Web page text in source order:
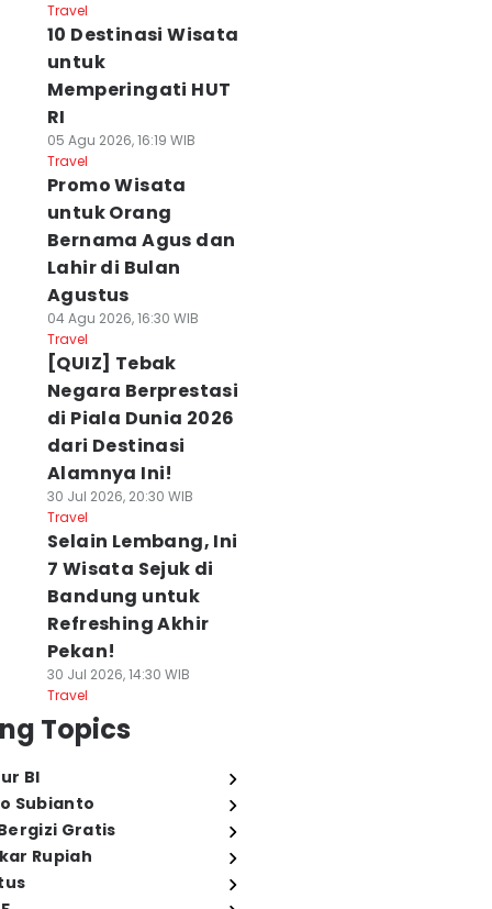
Travel
10 Destinasi Wisata
untuk
Memperingati HUT
RI
05 Agu 2026, 16:19 WIB
Travel
Promo Wisata
untuk Orang
Bernama Agus dan
Lahir di Bulan
Agustus
04 Agu 2026, 16:30 WIB
Travel
[QUIZ] Tebak
Negara Berprestasi
di Piala Dunia 2026
dari Destinasi
Alamnya Ini!
30 Jul 2026, 20:30 WIB
Travel
Selain Lembang, Ini
7 Wisata Sejuk di
Bandung untuk
Refreshing Akhir
Pekan!
30 Jul 2026, 14:30 WIB
Travel
Topics
BI
Subianto
Gratis
Rupiah